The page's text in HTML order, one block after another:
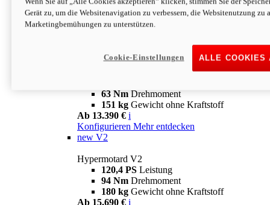
63 NmDrehmoment
151 kgGewicht ohne Kraftstoff
Ab 13.890 € i
63 Nm Drehmoment
151 kg Gewicht ohne Kraftstoff
Ab 13.390 € i
Konfigurieren Mehr entdecken
new V2
Hypermotard V2
120,4 PS Leistung
94 Nm Drehmoment
180 kg Gewicht ohne Kraftstoff
Ab 15.690 € i
Gerät zu, um die Websitenavigation zu verbessern, die Websitenutzung zu
Marketingbemühungen zu unterstützen.
ALLE COOKIES
Cookie-Einstellungen